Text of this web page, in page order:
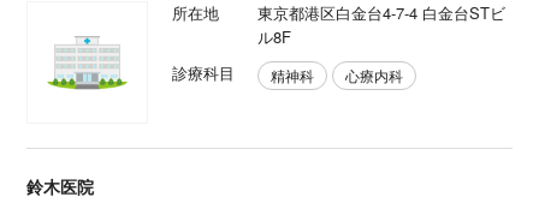
所在地
東京都港区白金台4-7-4 白金台STビ
ル8F
診療科目
精神科 心療内科
鈴木医院